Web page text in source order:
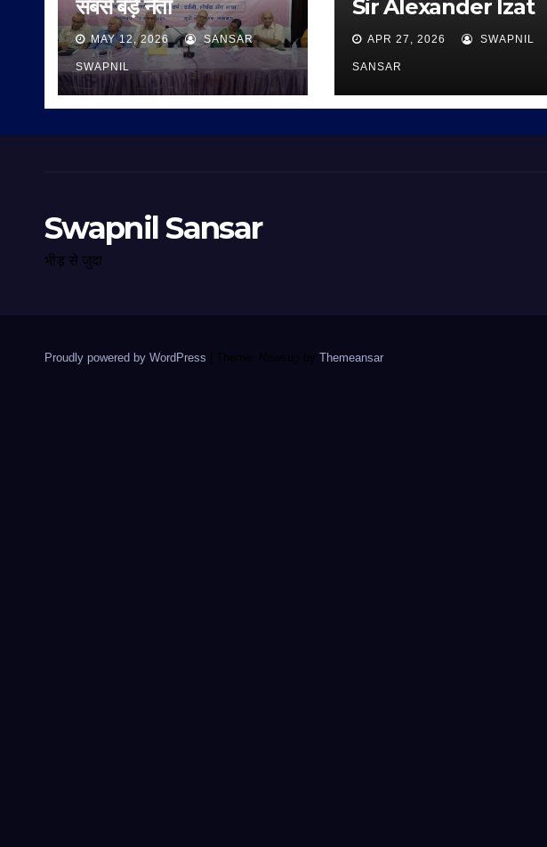
सबसे बड़े नेता
MAY 12, 2026 SANSAR
SWAPNIL
Sir Alexander Izat
APR 27, 2026 SWAPNIL
SANSAR
Swapnil Sansar
भीड़ से जुदा
Proudly powered by WordPress Theme: Newsup by Themeansar.